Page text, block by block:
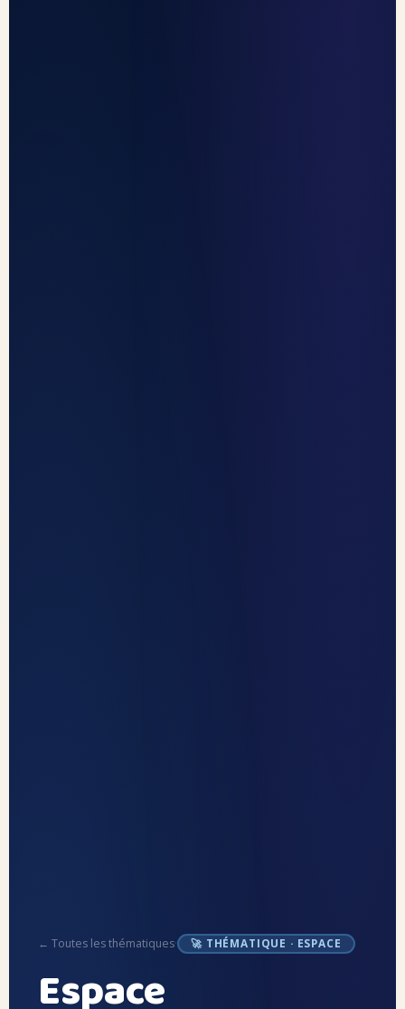
← Toutes les thématiques· 🚀 THÉMATIQUE · ESPACE
Espace